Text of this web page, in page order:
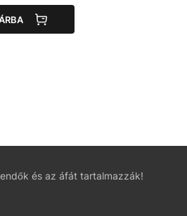
és az áfát tartalmazzák!